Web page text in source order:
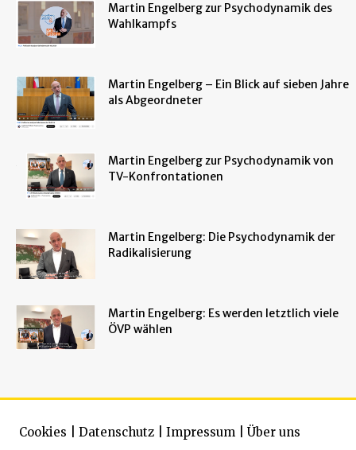
Martin Engelberg zur Psychodynamik des
Wahlkampfs
Martin Engelberg – Ein Blick auf sieben Jahre
als Abgeordneter
Martin Engelberg zur Psychodynamik von
TV-Konfrontationen
Martin Engelberg: Die Psychodynamik der
Radikalisierung
Martin Engelberg: Es werden letztlich viele
ÖVP wählen
Cookies Datenschutz Impressum Über uns